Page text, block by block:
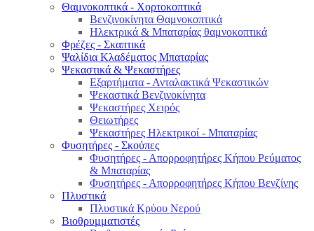
Θαμνοκοπτικά - Χορτοκοπτικά
Βενζινοκίνητα Θαμνοκοπτικά
Ηλεκτρικά & Μπαταρίας θαμνοκοπτικά
Φρέζες - Σκαπτικά
Ψαλίδια Κλαδέματος Μπαταρίας
Ψεκαστικά & Ψεκαστήρες
Εξαρτήματα - Ανταλακτικά Ψεκαστικών
Ψεκαστικά Βενζινοκίνητα
Ψεκαστήρες Χειρός
Θειωτήρες
Ψεκαστήρες Ηλεκτρικοί - Μπαταρίας
Φυσητήρες - Σκούπες
Φυσητήρες - Απορροφητήρες Κήπου Ρεύματος
& Μπαταρίας
Φυσητήρες - Απορροφητήρες Κήπου Βενζίνης
Πλυστικά
Πλυστικά Κρύου Νερού
Βιοθρυμματιστές